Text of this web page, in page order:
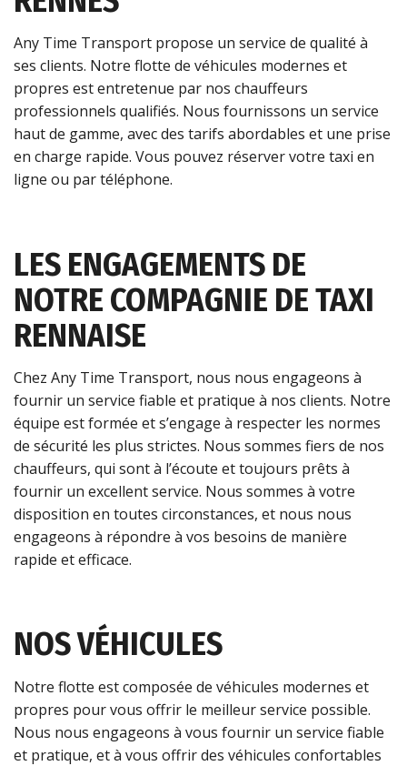
Any Time Transport propose un service de qualité à
ses clients. Notre flotte de véhicules modernes et
propres est entretenue par nos chauffeurs
professionnels qualifiés. Nous fournissons un service
haut de gamme, avec des tarifs abordables et une prise
en charge rapide. Vous pouvez réserver votre taxi en
ligne ou par téléphone.
LES ENGAGEMENTS DE
NOTRE COMPAGNIE DE TAXI
RENNAISE
Chez Any Time Transport, nous nous engageons à
fournir un service fiable et pratique à nos clients. Notre
équipe est formée et s’engage à respecter les normes
de sécurité les plus strictes. Nous sommes fiers de nos
chauffeurs, qui sont à l’écoute et toujours prêts à
fournir un excellent service. Nous sommes à votre
disposition en toutes circonstances, et nous nous
engageons à répondre à vos besoins de manière
rapide et efficace.
NOS VÉHICULES
Notre flotte est composée de véhicules modernes et
propres pour vous offrir le meilleur service possible.
Nous nous engageons à vous fournir un service fiable
et pratique, et à vous offrir des véhicules confortables